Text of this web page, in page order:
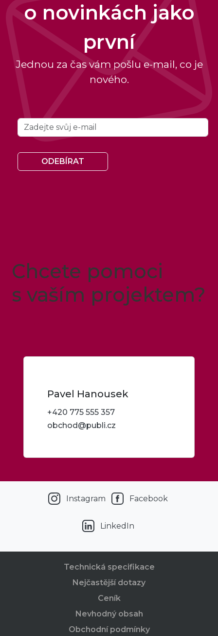
o novinkách jako
první
Jednou za čas vám pošlu e-mail, co je
nového.
ODEBÍRAT
Chcete pomoci
s vaším projektem?
Pavel Hanousek
+420 775 555 357
obchod@publi.cz
Instagram Facebook
LinkedIn
Technická specifikace
Nejčastější dotazy
Ceník
Nevhodný obsah
Obchodní podmínky